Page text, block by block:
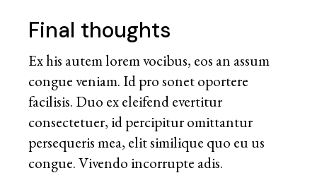
Final thoughts
Ex his autem lorem vocibus, eos an assum
congue veniam. Id pro sonet oportere
facilisis. Duo ex eleifend evertitur
consectetuer, id percipitur omittantur
persequeris mea, elit similique quo eu us
congue. Vivendo incorrupte adis.